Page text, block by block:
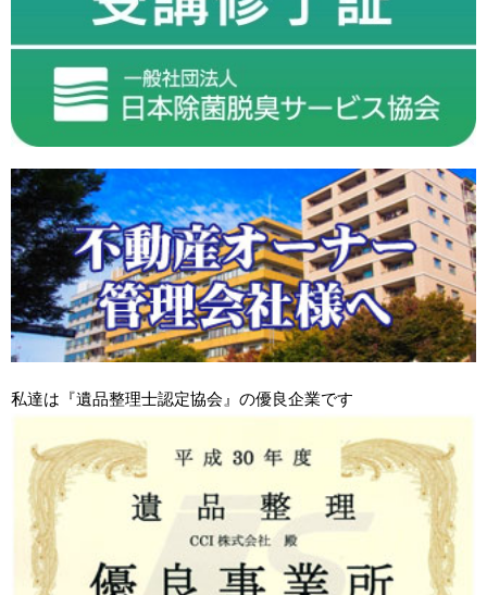
私達は『遺品整理士認定協会』の優良企業です